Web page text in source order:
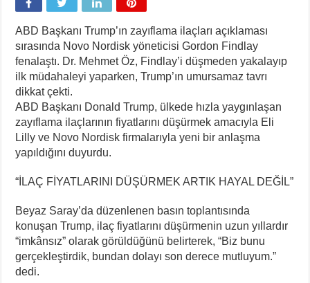
ABD Başkanı Trump’ın zayıflama ilaçları açıklaması
sırasında Novo Nordisk yöneticisi Gordon Findlay
fenalaştı. Dr. Mehmet Öz, Findlay’i düşmeden yakalayıp
ilk müdahaleyi yaparken, Trump’ın umursamaz tavrı
dikkat çekti.
ABD Başkanı Donald Trump, ülkede hızla yaygınlaşan
zayıflama ilaçlarının fiyatlarını düşürmek amacıyla Eli
Lilly ve Novo Nordisk firmalarıyla yeni bir anlaşma
yapıldığını duyurdu.
“İLAÇ FİYATLARINI DÜŞÜRMEK ARTIK HAYAL DEĞİL”
Beyaz Saray’da düzenlenen basın toplantısında
konuşan Trump, ilaç fiyatlarını düşürmenin uzun yıllardır
“imkânsız” olarak görüldüğünü belirterek, “Biz bunu
gerçekleştirdik, bundan dolayı son derece mutluyum.”
dedi.